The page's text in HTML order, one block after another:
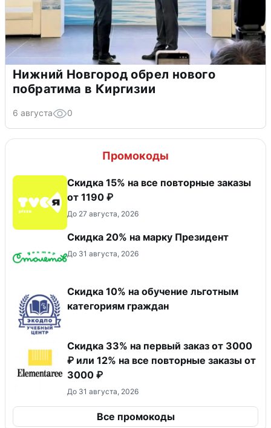
Нижний Новгород обрел нового
побратима в Киргизии
6 августа 0
Промокоды
Скидка 15% на все повторные заказы
от 1190 ₽
До 27 августа, 2026
Скидка 20% на марку Президент
До 31 августа, 2026
Скидка 10% на обучение льготным
категориям граждан
Скидка 33% на первый заказ от 3000
₽ или 12% на все повторные заказы от
3000 ₽
До 31 августа, 2026
Все промокоды